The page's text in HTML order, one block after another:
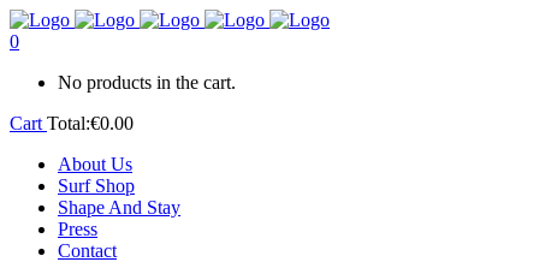
0
No products in the cart.
Cart Total:€0.00
About Us
Surf Shop
Shape And Stay
Press
Contact